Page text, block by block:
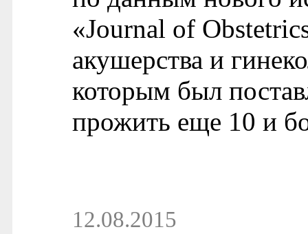
«Journal of
акушерства и
которым был
прожить еще 10 и
12.08.2015